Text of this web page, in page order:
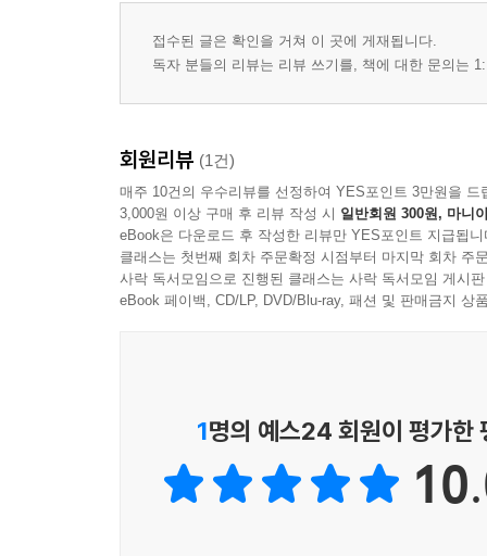
접수된 글은 확인을 거쳐 이 곳에 게재됩니다.
독자 분들의 리뷰는 리뷰 쓰기를, 책에 대한 문의는
회원리뷰 (1건)
매주 10건의 우수리뷰를 선정하여 YES포인트 3만원을 드
3,000원 이상 구매 후 리뷰 작성 시 일반회원 300원, 마니
eBook은 다운로드 후 작성한 리뷰만 YES포인트 지급됩니
클래스는 첫번째 회차 주문확정 시점부터 마지막 회차 주
사락 독서모임으로 진행된 클래스는 사락 독서모임 게시
eBook 페이백, CD/LP, DVD/Blu-ray, 패션 및 판매금지 상
1명의 예스24 회원이 평가한